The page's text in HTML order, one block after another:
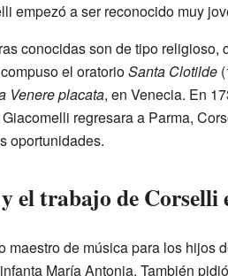
empezó a ser reconocido muy
conocidas son de tipo religioso,
el oratorioSanta Clotilde
Venere placata, en Venecia. En
regresara a Parma,
oportunidades.
el trabajo de
de música para los hijos
María Antonia. También